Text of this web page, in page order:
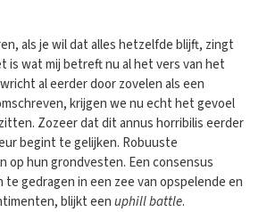
als je wil dat alles hetzelfde blijft, zingt
is wat mij betreft nu al het vers van het
al eerder door zovelen als een
krijgen we nu echt het gevoel
Zozeer dat dit annus horribilis eerder
begint te gelijken. Robuuste
op hun grondvesten. Een consensus
te gedragen in een zee van opspelende en
blijkt eenuphill battle.